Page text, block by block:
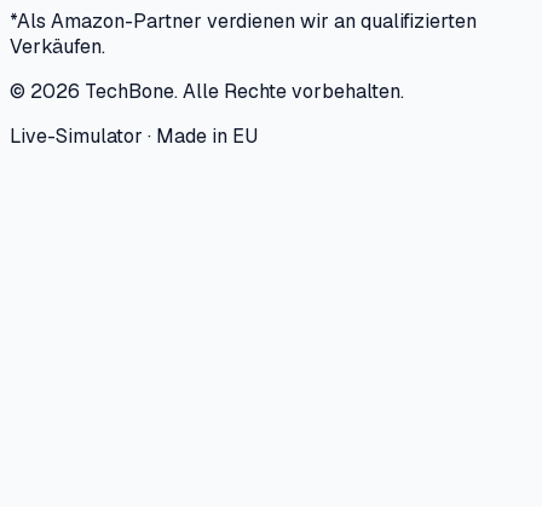
*Als Amazon-Partner verdienen wir an qualifizierten
Verkäufen.
© 2026 TechBone.Alle Rechte vorbehalten.
Live-Simulator · Made in EU